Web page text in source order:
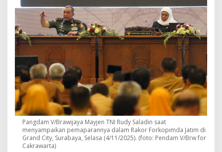
m
V
B
r
i
j
a
y
a
:
D
e
t
Pangdam V/Brawijaya Mayjen TNI Rudy Saladin saat
menyampaikan pemaparannya dalam Rakor Forkopimda Jatim di
Grand City, Surabaya, Selasa (4/11/2025). (foto: Pendam V/Brw for
Cakrawarta)